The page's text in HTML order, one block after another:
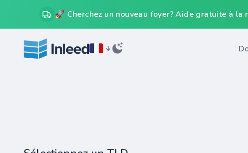
🚀 Cherchez un nouveau foyer? Aide gratuite à